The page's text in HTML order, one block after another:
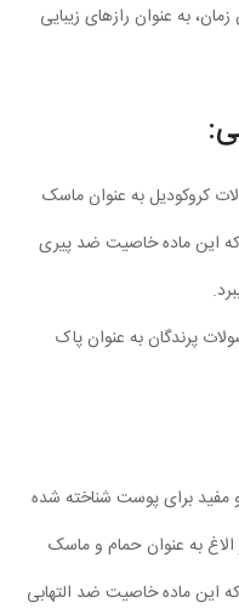
به عنوان رازهای زیبایی
کروکودیل به عنوان ماسک
که این ماده خاصیت ضد پیری
پرندگان به عنوان پاک
و مفید برای پوست شناخته شده
به عنوان حمام و ماسک
این ماده خاصیت ضد التهابی